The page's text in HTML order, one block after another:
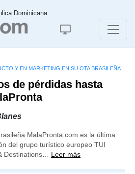
Dominicana
Y EN MARKETING EN SU OTA BRASILEÑA
de pérdidas hasta
MalaPronta.com es la última
del grupo turístico europeo TUI
Destinations… Leer más